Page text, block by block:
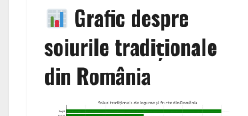
Grafic despre
soiurile tradiționale
din România